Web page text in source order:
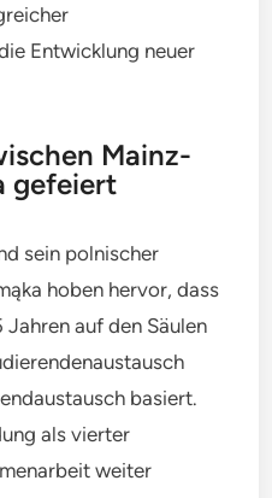
Entwicklung neuer
Mainz-
gefeiert
sein polnischer
hoben hervor, dass
auf den Säulen
basiert.
als vierter
weiter